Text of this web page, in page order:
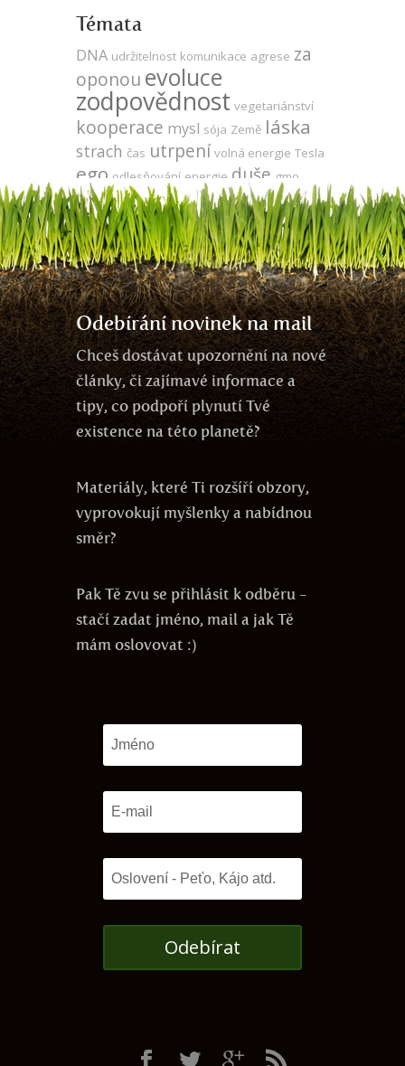
Témata
DNA udržitelnost komunikace agrese za
oponou evoluce
zodpovědnost vegetariánství
kooperace mysl sója Země láska
strach čas utrpení volná energie Tesla
ego odlesňování energie duše gmo
léčení produktivita jedno vědomí
vývoj energie zdarma Keshe síla
zdravípropojenost neutralita
veganství meditace přítomnost
Odebírání novinek na mail
Chceš dostávat upozornění na nové
články, či zajímavé informace a
tipy, co podpoří plynutí Tvé
existence na této planetě?
Materiály, které Ti rozšíří obzory,
vyprovokují myšlenky a nabídnou
směr?
Pak Tě zvu se přihlásit k odběru -
stačí zadat jméno, mail a jak Tě
mám oslovovat :)
Odebírat